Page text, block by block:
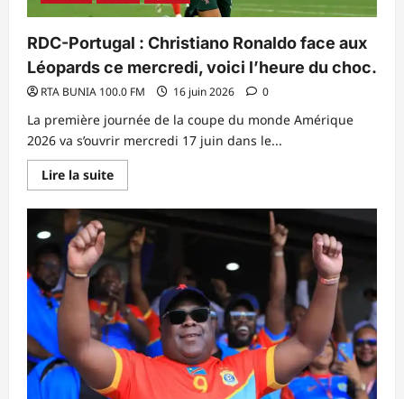
RDC-Portugal : Christiano Ronaldo face aux
Léopards ce mercredi, voici l’heure du choc.
RTA BUNIA 100.0 FM 16 juin 2026 0
La première journée de la coupe du monde Amérique
2026 va s’ouvrir mercredi 17 juin dans le...
Lire la suiteEn
savoir
sur
RDC-
Portugal
Christiano
Ronaldo
face
aux
Léopards
ce
mercredi,
voici
l’heure
du
choc.